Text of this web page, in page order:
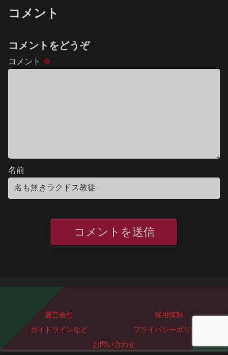
コメント
コメントをどうぞ
コメント ※
名前
運営会社
採用情報
ガイドラインなど
プライバシーポリシー
お問い合わせ